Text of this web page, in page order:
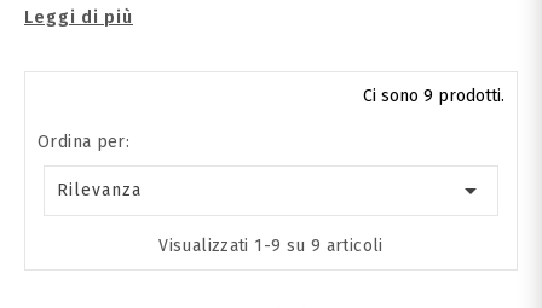
Leggi di più
Ci sono 9 prodotti.
Ordina per:
Rilevanza 
Visualizzati 1-9 su 9 articoli